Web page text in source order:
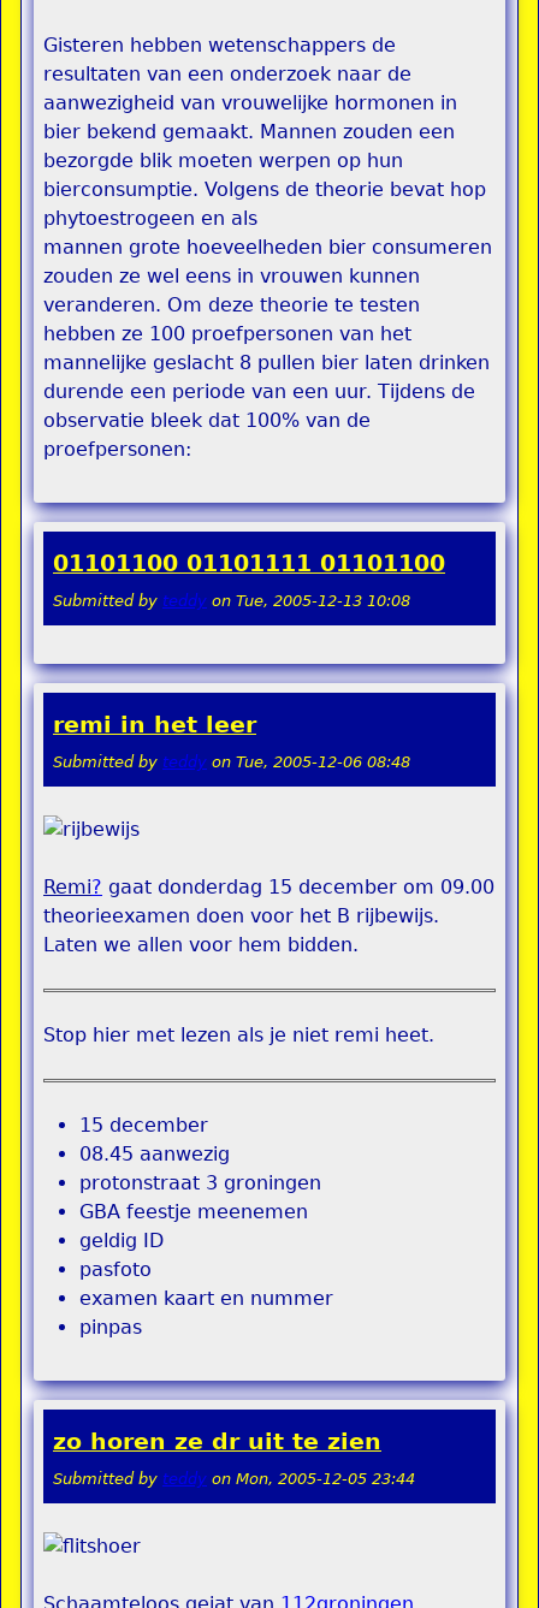
Gisteren hebben wetenschappers de
resultaten van een onderzoek naar de
aanwezigheid van vrouwelijke hormonen in
bier bekend gemaakt. Mannen zouden een
bezorgde blik moeten werpen op hun
bierconsumptie. Volgens de theorie bevat hop
phytoestrogeen en als
mannen grote hoeveelheden bier consumeren
zouden ze wel eens in vrouwen kunnen
veranderen. Om deze theorie te testen
hebben ze 100 proefpersonen van het
mannelijke geslacht 8 pullen bier laten drinken
durende een periode van een uur. Tijdens de
observatie bleek dat 100% van de
proefpersonen:
01101100 01101111 01101100
Submitted by teddy on Tue, 2005-12-13 10:08
remi in het leer
Submitted by teddy on Tue, 2005-12-06 08:48
Remi? gaat donderdag 15 december om 09.00
theorieexamen doen voor het B rijbewijs.
Laten we allen voor hem bidden.
Stop hier met lezen als je niet remi heet.
15 december
08.45 aanwezig
protonstraat 3 groningen
GBA feestje meenemen
geldig ID
pasfoto
examen kaart en nummer
pinpas
zo horen ze dr uit te zien
Submitted by teddy on Mon, 2005-12-05 23:44